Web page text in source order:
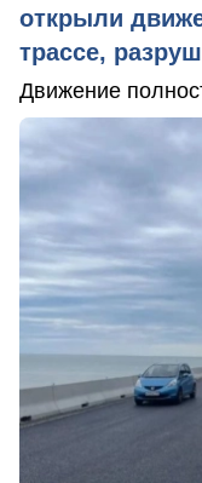
открыли
трассе,
Движение